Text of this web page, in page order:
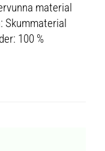
material
Skummaterial
100 %